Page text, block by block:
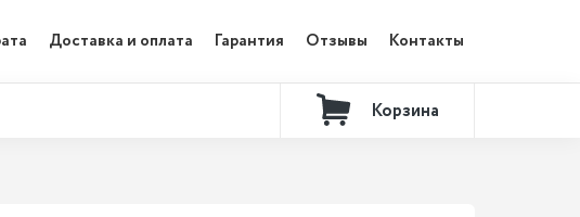
Доставка и оплата Гарантия Отзывы Контакты
Корзина